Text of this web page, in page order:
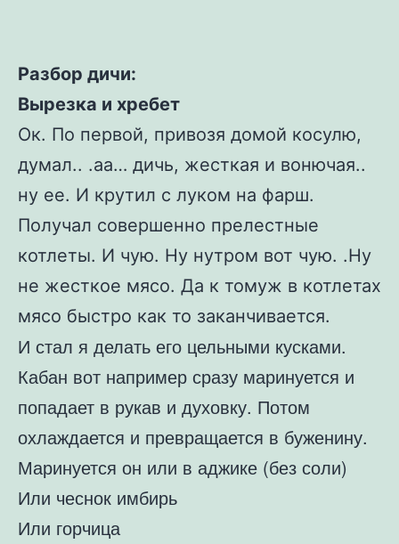
Разбор дичи:
Вырезка и хребет
Ок. По первой, привозя домой косулю,
думал.. .аа… дичь, жесткая и вонючая..
ну ее. И крутил с луком на фарш.
Получал совершенно прелестные
котлеты. И чую. Ну нутром вот чую. .Ну
не жесткое мясо. Да к томуж в котлетах
мясо быстро как то заканчивается.
И стал я делать его цельными кусками.
Кабан вот например сразу маринуется и
попадает в рукав и духовку. Потом
охлаждается и превращается в буженину.
Маринуется он или в аджике (без соли)
Или чеснок имбирь
Или горчица